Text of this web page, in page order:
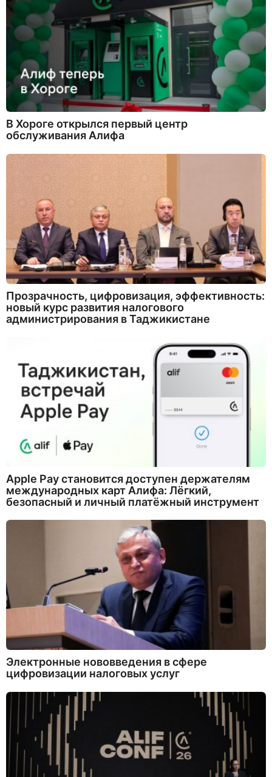
В Хороге открылся первый центр
обслуживания Алифа
Прозрачность, цифровизация, эффективность:
новый курс развития налогового
администрирования в Таджикистане
Apple Pay становится доступен держателям
международных карт Алифа: Лёгкий,
безопасный и личный платёжный инструмент
Электронные нововведения в сфере
цифровизации налоговых услуг